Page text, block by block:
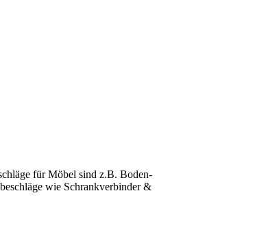
für Möbel sind z.B. Boden­
wie Schrank­verbinder &